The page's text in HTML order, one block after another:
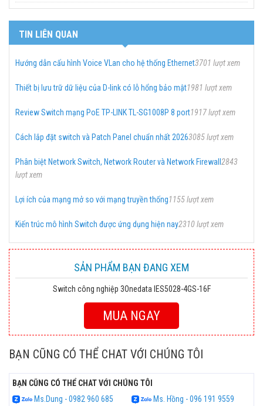
TIN LIÊN QUAN
Hướng dẫn cấu hình Voice VLan cho hệ thống Ethernet3701 lượt xem
Thiết bị lưu trữ dữ liệu của D-link có lỗ hổng bảo mật1981 lượt xem
Review Switch mạng PoE TP-LINK TL-SG1008P 8 port1917 lượt xem
Cách lắp đặt switch và Patch Panel chuẩn nhất 20263085 lượt xem
Phân biệt Network Switch, Network Router và Network Firewall 2843
lượt xem
Lợi ích của mạng mở so với mạng truyền thống1155 lượt xem
Kiến trúc mô hình Switch được ứng dụng hiện nay2310 lượt xem
SẢN PHẨM BẠN ĐANG XEM
Switch công nghiệp 3Onedata IES5028-4GS-16F
MUA NGAY
BẠN CŨNG CÓ THỂ CHAT VỚI CHÚNG TÔI
BẠN CŨNG CÓ THỂ CHAT VỚI CHÚNG TÔI
Ms.Dung - 0982 960 685
Ms. Hồng - 096 191 9559